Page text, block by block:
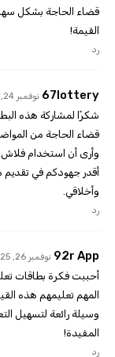
قضاء الحاجة بشكل
القيمة!
رد
67lottery نوفمبر 24, 2025 في 10:50 م
شكرًا لمشاركة هذه
قضاء الحاجة من
وأرى أن استخدام فلاش
أقدر جهودكم في
وأخلاقي.
رد
92r App نوفمبر 26, 2025 في 12:47 ص
أحببت فكرة بطاقات
المهم تعليمهم هذه
وسيلة رائعة لتسهيل
المفيدة!
رد